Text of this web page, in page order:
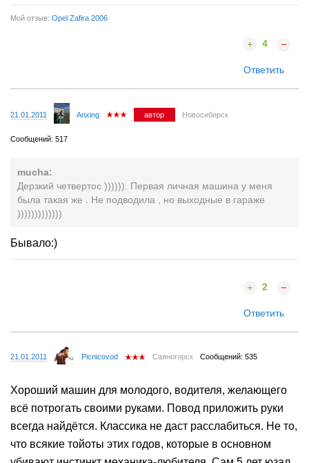
Мой отзыв: Opel Zafira 2006
4
Ответить
21.01.2011 Anxing автор Новосибирск
Сообщений: 517
mucha:
Дерзкий четвертос )))))). Первая личная машина у меня
была такая же . Не подводила , но выходные в гараже
)))))))))))))
Бывало:)
2
Ответить
21.01.2011 Picnicovod Саяногорск Сообщений: 535
Хороший машин для молодого, водителя, желающего
всё потрогать своими руками. Повод приложить руки
всегда найдётся. Классика не даст расслабиться. Не то,
что всякие тойоты этих годов, которые в основном